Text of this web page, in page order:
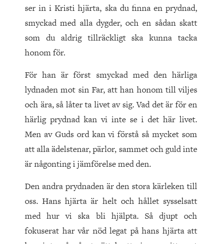
ser in i Kristi hjärta, ska du finna en prydnad,
smyckad med alla dygder, och en sådan skatt
som du aldrig tillräckligt ska kunna tacka
honom för.
För han är först smyckad med den härliga
lydnaden mot sin Far, att han honom till viljes
och ära, så låter ta livet av sig. Vad det är för en
härlig prydnad kan vi inte se i det här livet.
Men av Guds ord kan vi förstå så mycket som
att alla ädelstenar, pärlor, sammet och guld inte
är någonting i jämförelse med den.
Den andra prydnaden är den stora kärleken till
oss. Hans hjärta är helt och hållet sysselsatt
med hur vi ska bli hjälpta. Så djupt och
fokuserat har vår nöd legat på hans hjärta att